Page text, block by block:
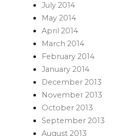
July 2014
May 2014
April 2014
March 2014
February 2014
January 2014
December 2013
November 2013
October 2013
September 2013
August 2013